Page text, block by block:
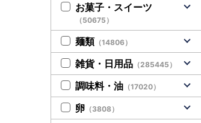
お菓子・スイーツ
（50675）
麺類 （14806）
雑貨・日用品 （285445）
調味料・油 （17020）
卵 （3808）